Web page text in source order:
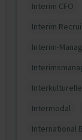
Interim CFO
Interim
Interim-
Intermodal
International